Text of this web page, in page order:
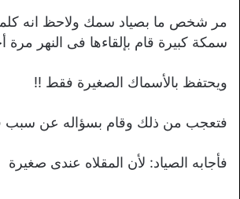
مر شخص ما بصياد سمك ولاحظ انه
سمكة كبيرة قام بإلقاءها فى النهر مرة
ويحتفظ بالأسماك الصغيرة فقط !!
فتعجب من ذلك وقام بسؤاله عن سبب
فأجابه الصياد: لأن المقلاه عندى صغيرة